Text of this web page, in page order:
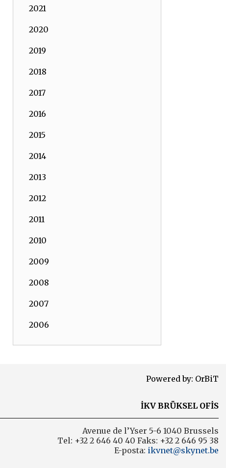
2021
2020
2019
2018
2017
2016
2015
2014
2013
2012
2011
2010
2009
2008
2007
2006
Powered by: OrBiT
İKV BRÜKSEL OFİS
Avenue de l’Yser 5-6 1040 Brussels
Tel: +32 2 646 40 40 Faks: +32 2 646 95 38
E-posta: ikvnet@skynet.be